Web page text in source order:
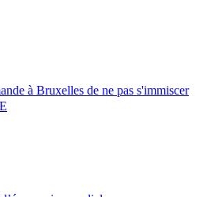
à Bruxelles de ne pas s'immiscer